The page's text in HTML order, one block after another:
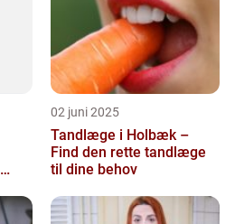
02 juni 2025
Tandlæge i Holbæk –
Find den rette tandlæge
til dine behov